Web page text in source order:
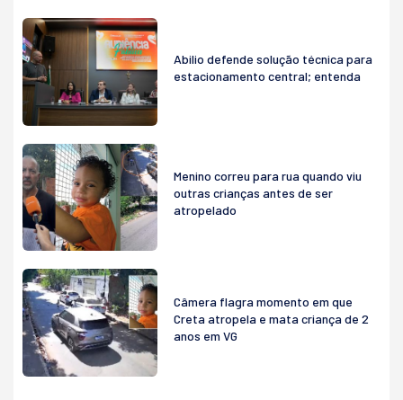
Abilio defende solução técnica para
estacionamento central; entenda
Menino correu para rua quando viu
outras crianças antes de ser
atropelado
Câmera flagra momento em que
Creta atropela e mata criança de 2
anos em VG